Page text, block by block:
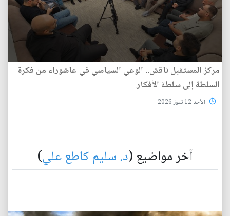
مركز المستقبل ناقش.. الوعي السياسي في عاشوراء من فكرة
السلطة إلى سلطة الأفكار
الأحد 12 تموز 2026
آخر مواضيع (د. سليم كاطع علي)